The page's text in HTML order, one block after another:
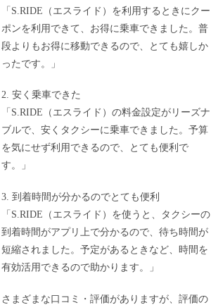
「S.RIDE（エスライド）を利用するときにクー
ポンを利用できて、お得に乗車できました。普
段よりもお得に移動できるので、とても嬉しか
ったです。」
2. 安く乗車できた
「S.RIDE（エスライド）の料金設定がリーズナ
ブルで、安くタクシーに乗車できました。予算
を気にせず利用できるので、とても便利で
す。」
3. 到着時間が分かるのでとても便利
「S.RIDE（エスライド）を使うと、タクシーの
到着時間がアプリ上で分かるので、待ち時間が
短縮されました。予定があるときなど、時間を
有効活用できるので助かります。」
さまざまな口コミ・評価がありますが、評価の